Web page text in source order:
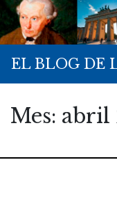
EL BLOG DE
Mes: abril